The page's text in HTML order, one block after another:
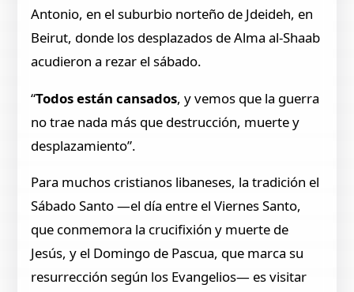
Antonio, en el suburbio norteño de Jdeideh, en
Beirut, donde los desplazados de Alma al-Shaab
acudieron a rezar el sábado.
“Todos están cansados, y vemos que la guerra
no trae nada más que destrucción, muerte y
desplazamiento”.
Para muchos cristianos libaneses, la tradición el
Sábado Santo —el día entre el Viernes Santo,
que conmemora la crucifixión y muerte de
Jesús, y el Domingo de Pascua, que marca su
resurrección según los Evangelios— es visitar